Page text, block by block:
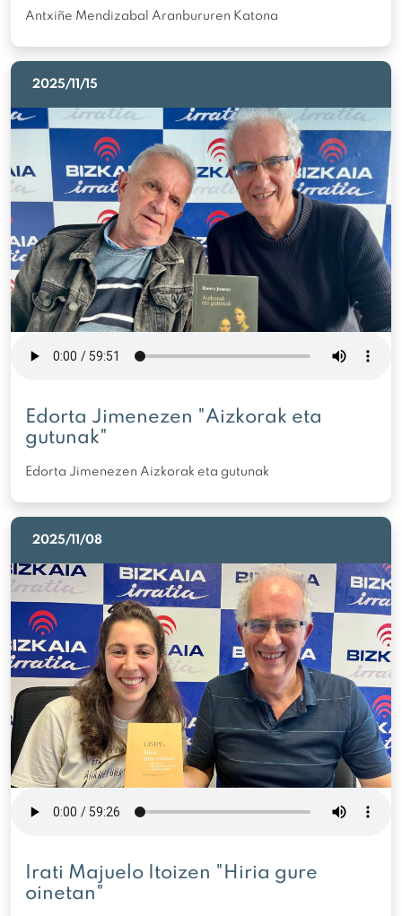
Antxiñe Mendizabal Aranbururen Katona
2025/11/15
Edorta Jimenezen "Aizkorak eta
gutunak"
Edorta Jimenezen Aizkorak eta gutunak
2025/11/08
Irati Majuelo Itoizen "Hiria gure
oinetan"